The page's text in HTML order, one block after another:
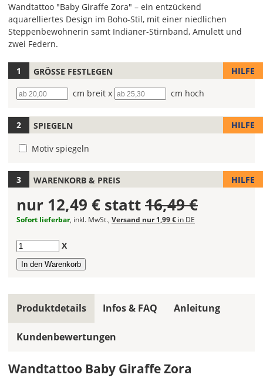
Wandtattoo "Baby Giraffe Zora" – ein entzückend
aquarelliertes Design im Boho-Stil, mit einer niedlichen
Steppenbewohnerin samt Indianer-Stirnband, Amulett und
zwei Federn.
Hier
Du
Größe
Deines
Wandtattoos
Die
voreingestellte
Größe
die
erforderliche
Mindestgröße.
Wandtattoo
gespiegelt
werden?
GRÖSSE FESTLEGEN HILFE
Breite cm breit x Höhe cm hoch
SPIEGELN HILFE
Motiv spiegeln
WARENKORB & PREIS HILFE
nur 12,49 € statt16,49 €
Sofort lieferbar, inkl. MwSt., Versand nur 1,99 € in DE
Anzahl X
Produktdetails
Wandtattoo Baby Giraffe Zora
Infos & FAQ Anleitung
Kundenbewertungen